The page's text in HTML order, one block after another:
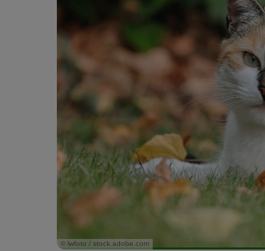
© lwfoto / stock.adobe.com